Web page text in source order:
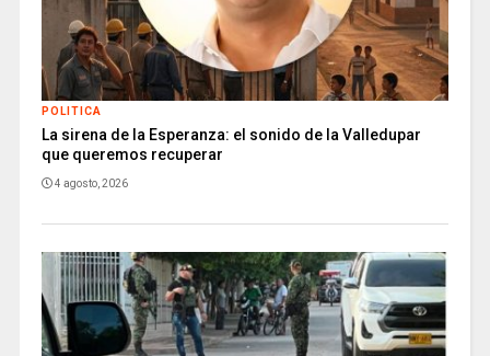
POLITICA
La sirena de la Esperanza: el sonido de la Valledupar
que queremos recuperar
4 agosto, 2026